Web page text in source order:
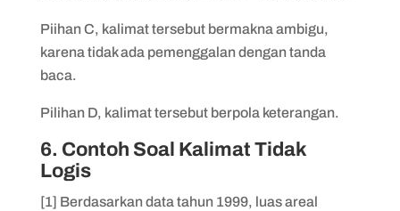
Piihan C, kalimat tersebut bermakna ambigu,
karena tidak ada pemenggalan dengan tanda
baca.
Pilihan D, kalimat tersebut berpola keterangan.
6. Contoh Soal Kalimat Tidak
Logis
[1] Berdasarkan data tahun 1999, luas areal